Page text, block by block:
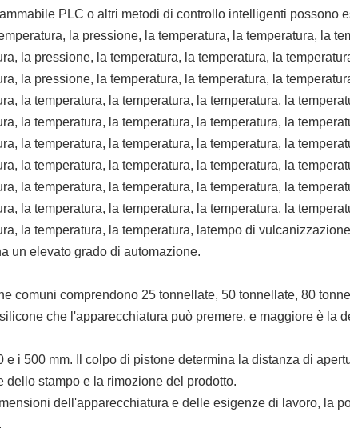
PLC o altri metodi di controllo intelligenti possono
la pressione, la temperatura, la temperatura, la
la pressione, la temperatura, la temperatura, la
la pressione, la temperatura, la temperatura, la
la temperatura, la temperatura, la temperatura, la
la temperatura, la temperatura, la temperatura, la
la temperatura, la temperatura, la temperatura, la
la temperatura, la temperatura, la temperatura, la
la temperatura, la temperatura, la temperatura, la
la temperatura, la temperatura, la temperatura, la
la temperatura, la temperatura, latempo di
un elevato grado di automazione.
comuni comprendono 25 tonnellate, 50 tonnellate, 80
che l'apparecchiatura può premere, e maggiore è la
i 500 mm. Il colpo di pistone determina la distanza di
stampo e la rimozione del prodotto.
dell'apparecchiatura e delle esigenze di lavoro, la